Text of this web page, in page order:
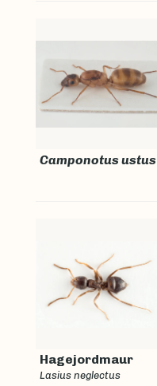
Camponotus ustus
Hagejordmaur
Lasius neglectus